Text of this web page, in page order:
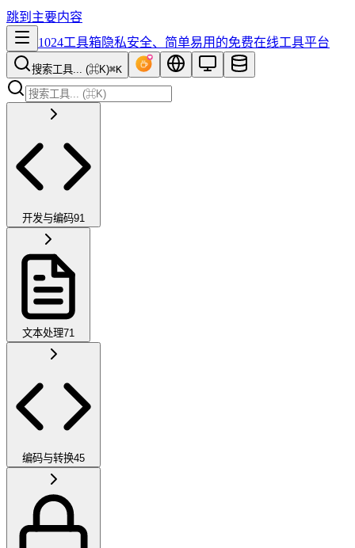
跳到主要内容
1024工具箱隐私安全、简单易用的免费在线工具平台
搜索工具... (⌘K)⌘K
开发与编码91
文本处理71
编码与转换45